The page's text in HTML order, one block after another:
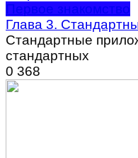
Первое знакомство
Глава 3.
Стандартные
стандартных
0 368